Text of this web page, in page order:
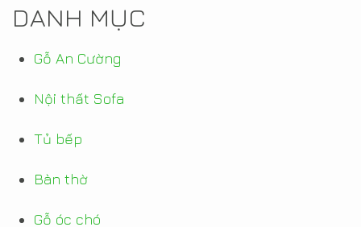
DANH MỤC
Gỗ An Cường
Nội thất Sofa
Tủ bếp
Bàn thờ
Gỗ óc chó